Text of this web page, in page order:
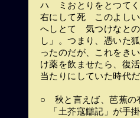
ハ ミおとりをとつて
右にして死 このよし
へしとて 気つけなと
し」。つまり、憑いた
ったのだが、これをき
け薬を飲ませたら、復
当たりにしていた時代
○ 秋と言えば、芭蕉の
「土芥寇讎記」が手